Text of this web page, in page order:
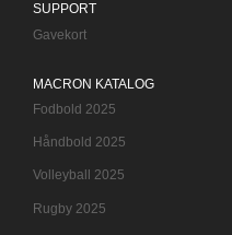
SUPPORT
Gavekort
MACRON KATALOG
Fodbold 2025
Håndbold 2025
Volleyball 2025
Rugby 2025